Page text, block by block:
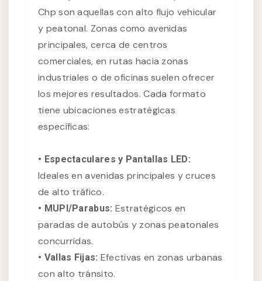
Chp son aquellas con alto flujo vehicular
y peatonal. Zonas como avenidas
principales, cerca de centros
comerciales, en rutas hacia zonas
industriales o de oficinas suelen ofrecer
los mejores resultados. Cada formato
tiene ubicaciones estratégicas
específicas:
• Espectaculares y Pantallas LED:
Ideales en avenidas principales y cruces
de alto tráfico.
• MUPI/Parabus: Estratégicos en
paradas de autobús y zonas peatonales
concurridas.
• Vallas Fijas: Efectivas en zonas urbanas
con alto tránsito.